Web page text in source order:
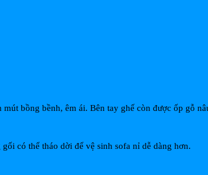
bồng bềnh, êm ái. Bên tay ghế còn được ốp gỗ
có thể tháo dời để vệ sinh sofa nỉ dễ dàng hơn.